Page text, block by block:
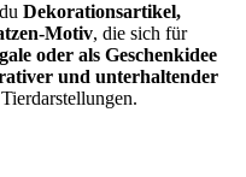
Dekorationsartikel,
Motiv, die sich für
oder als Geschenkidee
und unterhaltender